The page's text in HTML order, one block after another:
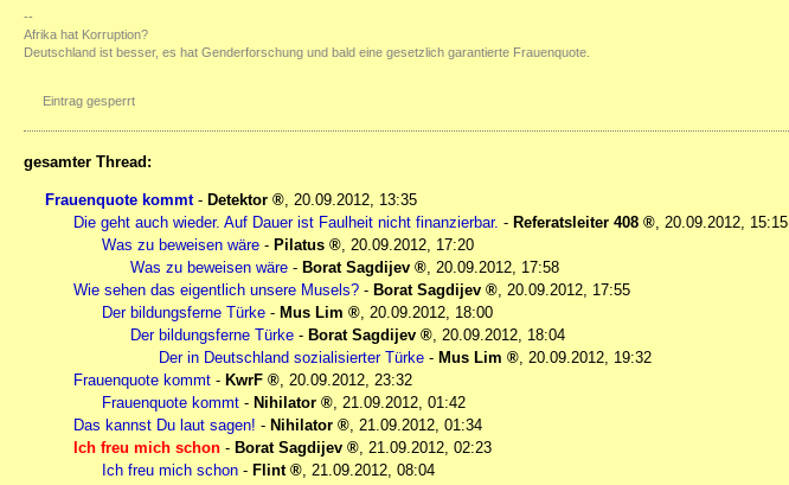
--
Afrika hat Korruption?
Deutschland ist besser, es hat Genderforschung und bald eine gesetzlich garantierte Frauenquote.
Eintrag gesperrt
gesamter Thread:
Frauenquote kommt- Detektor , 20.09.2012, 13:35
Die geht auch wieder. Auf Dauer ist Faulheit nicht finanzierbar. - Referatsleiter 408 , 20.09.2012, 15:15
Was zu beweisen wäre - Pilatus , 20.09.2012, 17:20
Was zu beweisen wäre - Borat Sagdijev , 20.09.2012, 17:58
Wie sehen das eigentlich unsere Musels? - Borat Sagdijev , 20.09.2012, 17:55
Der bildungsferne Türke - Mus Lim , 20.09.2012, 18:00
Der bildungsferne Türke - Borat Sagdijev , 20.09.2012, 18:04
Der in Deutschland sozialisierter Türke - Mus Lim , 20.09.2012, 19:32
Frauenquote kommt - KwrF , 20.09.2012, 23:32
Frauenquote kommt - Nihilator , 21.09.2012, 01:42
Das kannst Du laut sagen! - Nihilator , 21.09.2012, 01:34
Ich freu mich schon - Borat Sagdijev , 21.09.2012, 02:23
Ich freu mich schon - Flint , 21.09.2012, 08:04